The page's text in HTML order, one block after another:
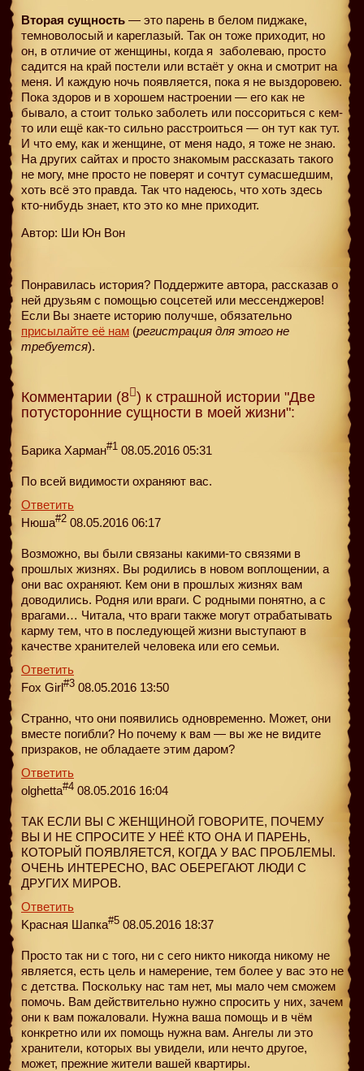
Вторая сущность — это парень в белом пиджаке,
темноволосый и кареглазый. Так он тоже приходит, но
он, в отличие от женщины, когда я заболеваю, просто
садится на край постели или встаёт у окна и смотрит на
меня. И каждую ночь появляется, пока я не выздоровею.
Пока здоров и в хорошем настроении — его как не
бывало, а стоит только заболеть или поссориться с кем-
то или ещё как-то сильно расстроиться — он тут как тут.
И что ему, как и женщине, от меня надо, я тоже не знаю.
На других сайтах и просто знакомым рассказать такого
не могу, мне просто не поверят и сочтут сумасшедшим,
хоть всё это правда. Так что надеюсь, что хоть здесь
кто-нибудь знает, кто это ко мне приходит.
Автор: Ши Юн Вон
Понравилась история? Поддержите автора, рассказав о
ней друзьям с помощью соцсетей или мессенджеров!
Если Вы знаете историю получше, обязательно
присылайте её нам (регистрация для этого не
требуется).
Комментарии (8 ) к страшной истории "Две
потусторонние сущности в моей жизни":
Барика Харман#1 08.05.2016 05:31
По всей видимости охраняют вас.
Ответить
Нюша#2 08.05.2016 06:17
Возможно, вы были связаны какими-то связями в
прошлых жизнях. Вы родились в новом воплощении, а
они вас охраняют. Кем они в прошлых жизнях вам
доводились. Родня или враги. С родными понятно, а с
врагами… Читала, что враги также могут отрабатывать
карму тем, что в последующей жизни выступают в
качестве хранителей человека или его семьи.
Ответить
Fox Girl#3 08.05.2016 13:50
Странно, что они появились одновременно. Может, они
вместе погибли? Но почему к вам — вы же не видите
призраков, не обладаете этим даром?
Ответить
olghetta#4 08.05.2016 16:04
ТАК ЕСЛИ ВЫ С ЖЕНЩИНОЙ ГОВOРИТЕ, ПОЧЕМУ
ВЫ И НЕ СПРОСИТЕ У НЕЁ КТО ОНА И ПАРЕНЬ,
КOТОРЫЙ ПОЯВЛЯЕТСЯ, КОГДА У ВАС ПРОБЛЕМЫ.
ОЧЕНЬ ИНТЕРЕСНО, ВАС ОБЕРЕГАЮТ ЛЮДИ С
ДРУГИХ МИРОВ.
Ответить
Kрасная Шапка#5 08.05.2016 18:37
Просто так ни с того, ни с сего никто никогда никому не
является, есть цель и намерение, тем более у вас это не
с детства. Поскольку нас там нет, мы мало чем сможем
помочь. Вам действительно нужно спросить у них, зачем
они к вам пожаловали. Нужна ваша помощь и в чём
конкретно или их помощь нужна вам. Ангелы ли это
хранители, которых вы увидели, или нечто другое,
может, прежние жители вашей квартиры.